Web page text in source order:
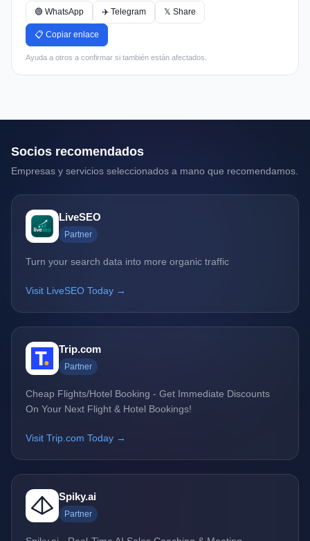
🟢 WhatsApp ✈️ Telegram 𝕏 Share
📋 Copiar enlace
Ayuda a otros a confirmar si también están afectados.
Socios recomendados
Empresas y servicios seleccionados a mano que recomendamos.
LiveSEO
Partner
Turn your search data into more organic traffic
Visit LiveSEO Today →
Trip.com
Partner
Cheap Flights/Hotel Booking - Get Immediate Discounts
On Your Next Flight & Hotel Bookings!
Visit Trip.com Today →
Spiky.ai
Partner